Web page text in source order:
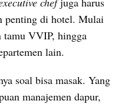
penting di hotel. Mulai
tamu VVIP, hingga
lain.
soal bisa masak. Yang